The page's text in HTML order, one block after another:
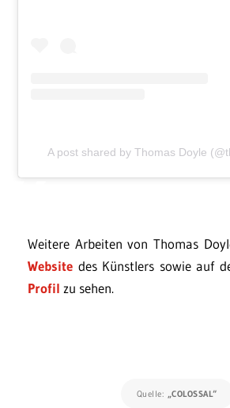
A post shared by Thomas Doyle
Weitere Arbeiten von Thomas
Website des Künstlers sowie auf
Profil zu sehen.
Quelle: „COLOSSAL“